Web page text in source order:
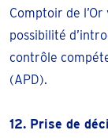
Comptoir de
possibilité
contrôle
(APD).
12. Prise de